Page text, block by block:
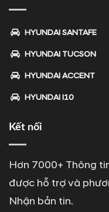
HYUNDAI SANTAFE
HYUNDAI TUCSON
HYUNDAI ACCENT
HYUNDAI I10
Kết nối
Hơn 7000+ Thông
được hỗ trợ và
Nhận bản tin.